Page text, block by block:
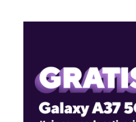
1800 Market Place Blvd Ste